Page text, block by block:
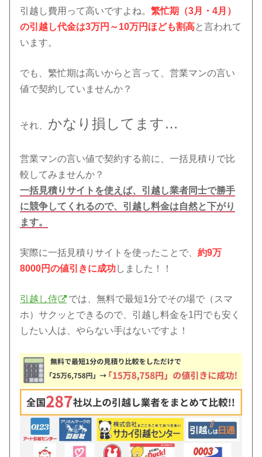
引越し費用って高いですよね。繁忙期（3月・4月）
の引越し代金は3万円～10万円ほども割高と言われて
います。
でも、繁忙期は高いからと言って、営業マンの言い
値で契約していませんか？
それ、 かなり損してます…
営業マンの言い値で契約する前に、一括見積りで比
較してみませんか？
一括見積りサイトを使えば、引越し業者同士で勝手
に競争してくれるので、引越し料金は自然と下がり
ます。
実際に一括見積りサイトを使ったことで、約9万
8000円の値引きに成功しました！！
引越し侍
では、無料で最短1分でその場で（スマ
ホ）サクッとできるので、引越し料金を1円でも安く
したい人は、やらない手はないですよ！